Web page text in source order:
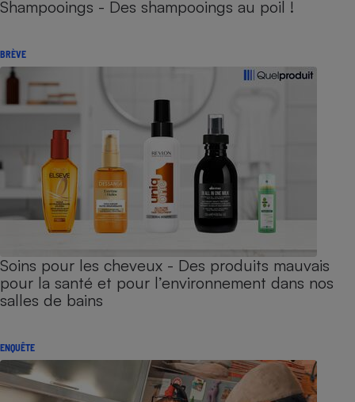
Shampooings - Des shampooings au poil !
BRÈVE
Soins pour les cheveux - Des produits mauvais
pour la santé et pour l’environnement dans nos
salles de bains
ENQUÊTE